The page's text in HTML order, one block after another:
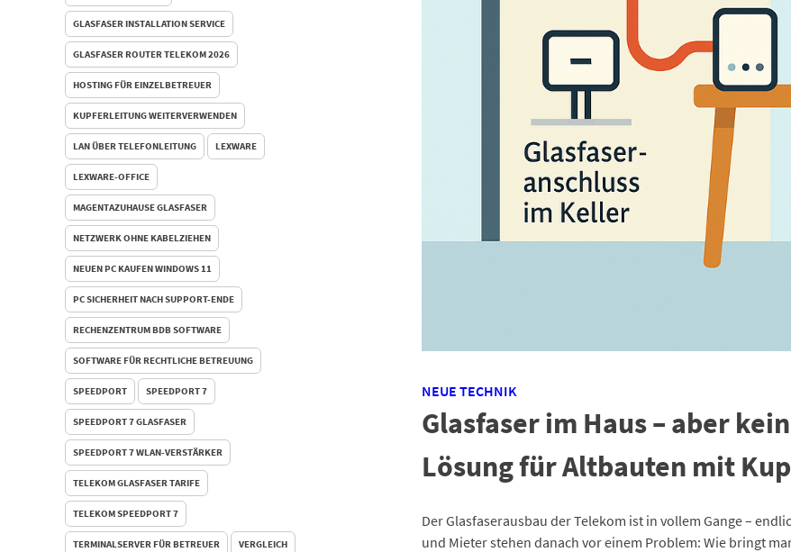
GLASFASER INSTALLATION SERVICE
GLASFASER ROUTER TELEKOM 2026
HOSTING FÜR EINZELBETREUER
KUPFERLEITUNG WEITERVERWENDEN
LAN ÜBER TELEFONLEITUNG LEXWARE
LEXWARE-OFFICE
MAGENTAZUHAUSE GLASFASER
NETZWERK OHNE KABELZIEHEN
NEUEN PC KAUFEN WINDOWS 11
PC SICHERHEIT NACH SUPPORT-ENDE
RECHENZENTRUM BDB SOFTWARE
SOFTWARE FÜR RECHTLICHE BETREUUNG
SPEEDPORT SPEEDPORT 7
SPEEDPORT 7 GLASFASER
SPEEDPORT 7 WLAN-VERSTÄRKER
TELEKOM GLASFASER TARIFE
TELEKOM SPEEDPORT 7
TERMINALSERVER FÜR BETREUER VERGLEICH
NEUE TECHNIK
Glasfaser im Haus – aber
Lösung für Altbauten mit
Der Glasfaserausbau der Telekom ist in vollem Gange –
und Mieter stehen danach vor einem Problem: Wie bringt